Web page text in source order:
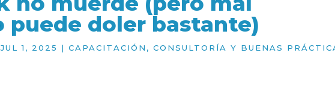
puede doler bastante)
JUL 1, 2025 |CAPACITACIÓN ,CONSULTORÍA Y BUENAS